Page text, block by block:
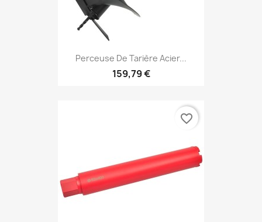
Perceuse De Tarière Acier...
159,79 €
favorite_border